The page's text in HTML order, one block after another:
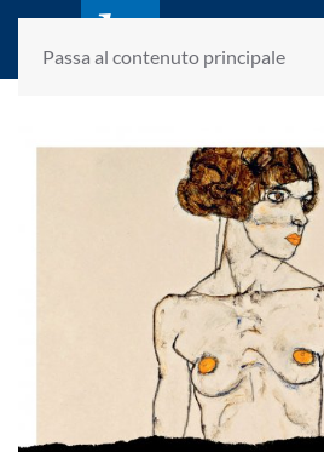
Passa al contenuto principale
fondato da